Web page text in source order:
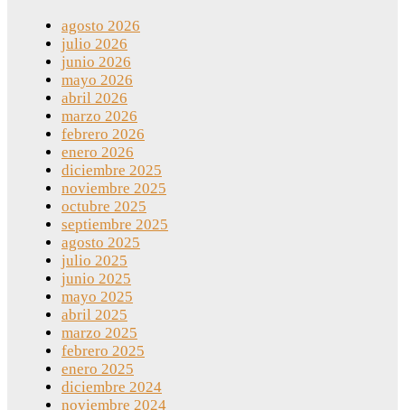
agosto 2026
julio 2026
junio 2026
mayo 2026
abril 2026
marzo 2026
febrero 2026
enero 2026
diciembre 2025
noviembre 2025
octubre 2025
septiembre 2025
agosto 2025
julio 2025
junio 2025
mayo 2025
abril 2025
marzo 2025
febrero 2025
enero 2025
diciembre 2024
noviembre 2024